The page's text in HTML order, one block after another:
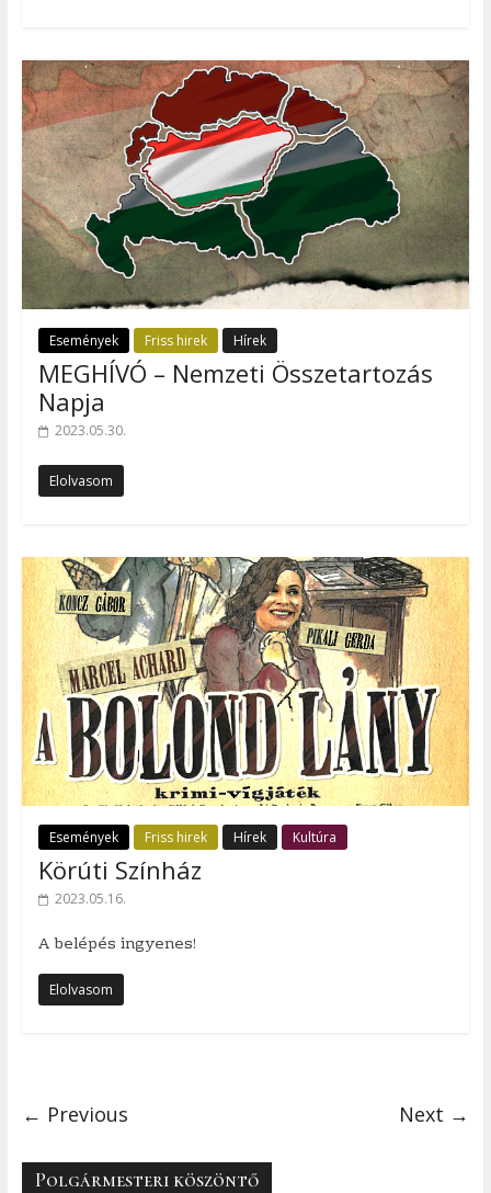
Események Friss hirek Hírek
MEGHÍVÓ – Nemzeti Összetartozás
Napja
2023.05.30.
Elolvasom
Események Friss hirek Hírek Kultúra
Körúti Színház
2023.05.16.
A belépés ingyenes!
Elolvasom
← Previous Next →
Polgármesteri köszöntő